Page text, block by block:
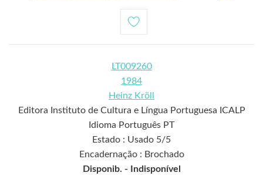
LT009260
1984
Heinz Kröll
Editora Instituto de Cultura e Língua Portuguesa ICALP
Idioma Português PT
Estado : Usado 5/5
Encadernação : Brochado
Disponib. -
Indisponível